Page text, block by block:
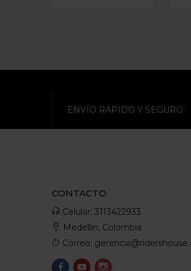
ENVÍO RAPIDO Y SEGURO
CONTACTO
Celular: 3113422933
Medellin, Colombia
Correo: